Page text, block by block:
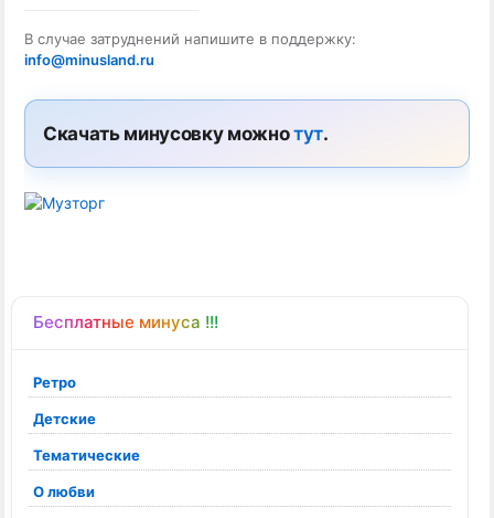
Бесплатные минуса !!!
Ретро
Детские
Тематические
О любви
В случае затруднений напишите в поддержку:
info@minusland.ru
Скачать минусовку можнотут.